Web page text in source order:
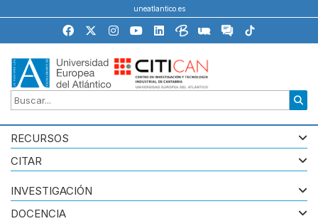
uneatlantico.es
RECURSOS
CITAR
INVESTIGACIÓN
DOCENCIA